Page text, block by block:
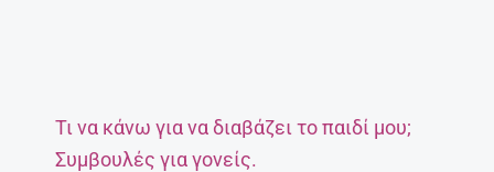
Τι να κάνω για να διαβάζει το παιδί μου;
Συμβουλές για γονείς.